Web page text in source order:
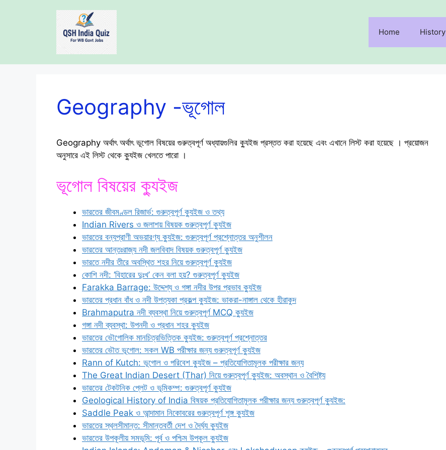
Home History
Geography -ভূগোল
Geography অর্থাৎ অর্থাৎ ভূগোল বিষয়ের গুরুত্বপূর্ণ অধ্যায়গুলির ক্যুইজ প্রস্তত করা হয়েছে এবং এখানে লিস্ট করা হয়েছে । প্রয়োজন
অনুসারে এই লিস্ট থেকে ক্যুইজ খেলতে পারো ।
ভূগোল বিষয়ের ক্যুইজ
ভারতের জীবমণ্ডল রিজার্ভ: গুরুত্বপূর্ণ ক্যুইজ ও তথ্য
Indian Rivers ও জলাশয় বিষয়ক গুরুত্বপূর্ণ ক্যুইজ
ভারতের বন্যপ্রাণী অভয়ারণ্য ক্যুইজ: গুরুত্বপূর্ণ প্রশ্নোত্তর অনুশীলন
ভারতের আন্তঃরাজ্য নদী জলবিবাদ বিষয়ক গুরুত্বপূর্ণ ক্যুইজ
ভারতে নদীর তীরে অবস্থিত শহর নিয়ে গুরুত্বপূর্ণ ক্যুইজ
কোশি নদী: ‘বিহারের দুঃখ’ কেন বলা হয়? গুরুত্বপূর্ণ ক্যুইজ
Farakka Barrage: উদ্দেশ্য ও গঙ্গা নদীর উপর প্রভাব ক্যুইজ
ভারতের প্রধান বাঁধ ও নদী উপত্যকা প্রকল্প ক্যুইজ: ভাকরা-নাঙ্গাল থেকে হীরাকুদ
Brahmaputra নদী ব্যবস্থা নিয়ে গুরুত্বপূর্ণ MCQ ক্যুইজ
গঙ্গা নদী ব্যবস্থা: উপনদী ও প্রধান শহর ক্যুইজ
ভারতের ভৌগোলিক মানচিত্রভিত্তিক ক্যুইজ: গুরুত্বপূর্ণ প্রশ্নোত্তর
ভারতের ভৌত ভূগোল: সকল WB পরীক্ষার জন্য গুরুত্বপূর্ণ ক্যুইজ
Rann of Kutch: ভূগোল ও পরিবেশ ক্যুইজ – প্রতিযোগিতামূলক পরীক্ষার জন্য
The Great Indian Desert (Thar) নিয়ে গুরুত্বপূর্ণ ক্যুইজ: অবস্থান ও বৈশিষ্ট্য
ভারতের টেকটনিক প্লেট ও ভূমিকম্প: গুরুত্বপূর্ণ ক্যুইজ
Geological History of India বিষয়ক প্রতিযোগিতামূলক পরীক্ষার জন্য গুরুত্বপূর্ণ ক্যুইজ:
Saddle Peak ও আন্দামান নিকোবরের গুরুত্বপূর্ণ শৃঙ্গ ক্যুইজ
ভারতের স্থলসীমান্ত: সীমান্তবর্তী দেশ ও দৈর্ঘ্য ক্যুইজ
ভারতের উপকূলীয় সমভূমি: পূর্ব ও পশ্চিম উপকূল ক্যুইজ